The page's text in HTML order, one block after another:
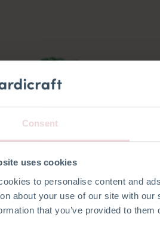
Consent
uses cookies
to personalise content and
about your use of our site with
that you’ve provided to